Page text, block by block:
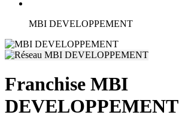
MBI DEVELOPPEMENT
Franchise MBI
DEVELOPPEMENT